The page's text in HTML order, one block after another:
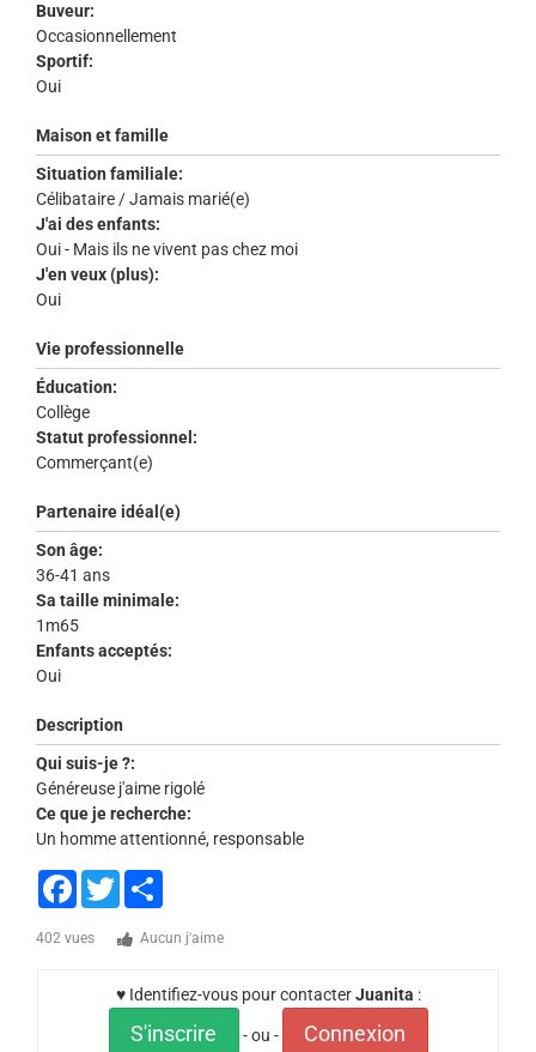
Buveur:
Occasionnellement
Sportif:
Oui
Maison et famille
Situation familiale:
Célibataire / Jamais marié(e)
J'ai des enfants:
Oui - Mais ils ne vivent pas chez moi
J'en veux (plus):
Oui
Vie professionnelle
Éducation:
Collège
Statut professionnel:
Commerçant(e)
Partenaire idéal(e)
Son âge:
36-41 ans
Sa taille minimale:
1m65
Enfants acceptés:
Oui
Description
Qui suis-je ?:
Généreuse j'aime rigolé
Ce que je recherche:
Un homme attentionné, responsable
Facebook
Twitter
402 vues Aucun j'aime
♥ Identifiez-vous pour contacterJuanita :
S'inscrire - ou - Connexion